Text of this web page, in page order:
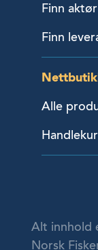
Finn aktør
Finn
Alle
Alt innhold
Norsk